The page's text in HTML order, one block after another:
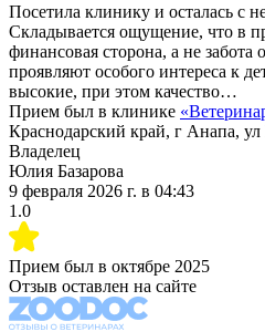
Посетила клинику и осталась с
Складывается ощущение, что в
финансовая сторона, а не забота
проявляют особого интереса к
высокие, при этом качество…
Прием был в клинике «
Краснодарский край, г Анапа,
Владелец
Юлия Базарова
9 февраля 2026 г. в 04:43
1.0
Прием был в октябре 2025
Отзыв оставлен на сайте